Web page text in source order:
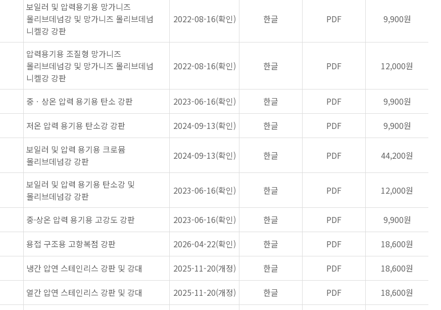
보일러 및 압력용기용 망가니즈
몰리브데넘강 및 망가니즈 몰리브데넘
니켈강 강판
2022-08-16(확인) 한글 PDF 9,900원
압력용기용 조질형 망가니즈
몰리브데넘강 및 망가니즈 몰리브데넘
니켈강 강판
2022-08-16(확인) 한글 PDF 12,000원
중ㆍ상온 압력 용기용 탄소 강판 2023-06-16(확인) 한글 PDF
9,900원
저온 압력 용기용 탄소강 강판 2024-09-13(확인) 한글 PDF 9,900원
보일러 및 압력 용기용 크로뮴
몰리브데넘강 강판
2024-09-13(확인) 한글 PDF 44,200원
보일러 및 압력 용기용 탄소강 및
몰리브데넘강 강판
2023-06-16(확인) 한글 PDF 12,000원
중·상온 압력 용기용 고강도 강판 2023-06-16(확인) 한글 PDF
9,900원
용접 구조용 고항복점 강판 2026-04-22(확인) 한글 PDF
18,600원
냉간 압연 스테인리스 강판 및 강대 2025-11-20(개정) 한글 PDF
18,600원
열간 압연 스테인리스 강판 및 강대 2025-11-20(개정) 한글 PDF
18,600원